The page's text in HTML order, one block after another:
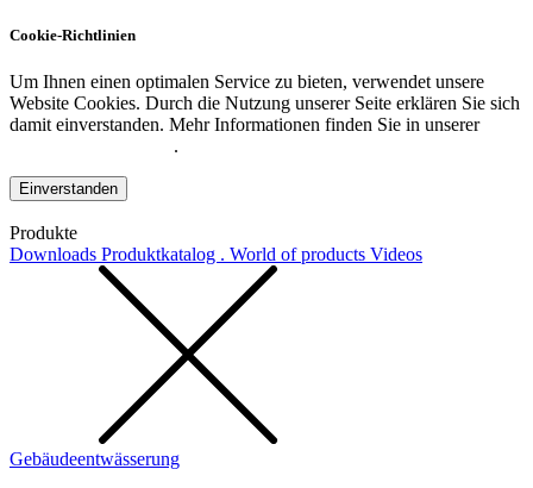
Cookie-Richtlinien
Um Ihnen einen optimalen Service zu bieten, verwendet unsere
Website Cookies. Durch die Nutzung unserer Seite erklären Sie sich
damit einverstanden. Mehr Informationen finden Sie in unserer
.
Einverstanden
Produkte
Downloads Produktkatalog . World of products Videos
Gebäudeentwässerung